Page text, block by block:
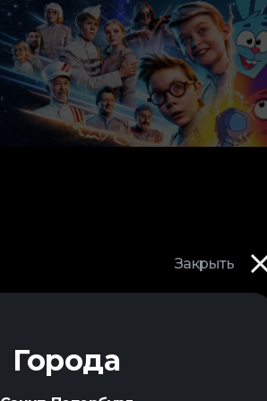
Закрыть
Города